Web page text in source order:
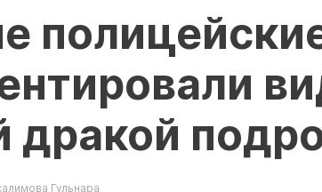
дракой
Гульнара